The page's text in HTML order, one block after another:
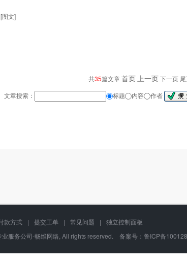
[图文]
共35篇文章首页上一页下一页 尾
文章搜索：
标题 内容 作者
款方式 | 提交工单 | 常见问题 |
独立控制面板
服务公司-畅维网络, All rights reserved. 备案号： 鲁ICP备